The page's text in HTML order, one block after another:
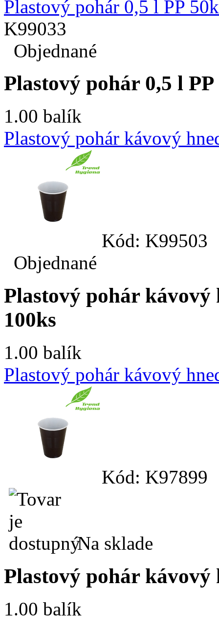
Plastový pohár 0,5 l PP
K99033
Objednané
Plastový pohár 0,5 l
1.00 balík
Plastový pohár kávový
Kód: K99503
Objednané
Plastový pohár kávový
100ks
1.00 balík
Plastový pohár kávový
Kód: K97899
Na sklade
Plastový pohár kávový
1.00 balík